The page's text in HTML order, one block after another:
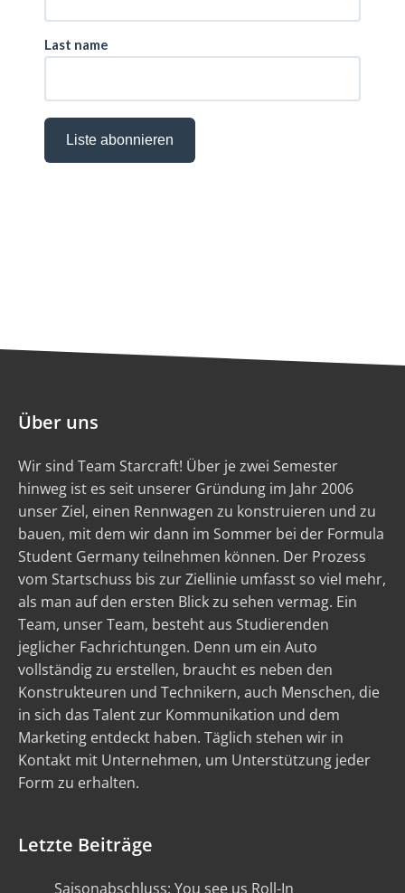
Über uns
Wir sind Team Starcraft! Über je zwei Semester
hinweg ist es seit unserer Gründung im Jahr 2006
unser Ziel, einen Rennwagen zu konstruieren und zu
bauen, mit dem wir dann im Sommer bei der Formula
Student Germany teilnehmen können. Der Prozess
vom Startschuss bis zur Ziellinie umfasst so viel mehr,
als man auf den ersten Blick zu sehen vermag. Ein
Team, unser Team, besteht aus Studierenden
jeglicher Fachrichtungen. Denn um ein Auto
vollständig zu erstellen, braucht es neben den
Konstrukteuren und Technikern, auch Menschen, die
in sich das Talent zur Kommunikation und dem
Marketing entdeckt haben. Täglich stehen wir in
Kontakt mit Unternehmen, um Unterstützung jeder
Form zu erhalten.
Letzte Beiträge
Saisonabschluss: You see us Roll-In